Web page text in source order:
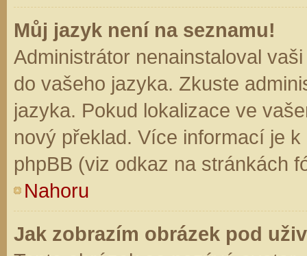
Můj jazyk není na seznamu!
Administrátor nenainstaloval
do vašeho jazyka. Zkuste
jazyka. Pokud lokalizace ve
nový překlad. Více informací je
phpBB (viz odkaz na stránkách
Nahoru
Jak zobrazím obrázek pod